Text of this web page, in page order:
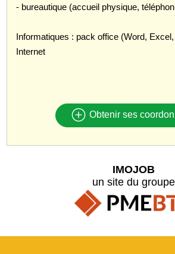
- bureautique (accueil physique,
Informatiques : pack office (Word,
Internet
Obtenir ses
IMOJOB
un site du groupe